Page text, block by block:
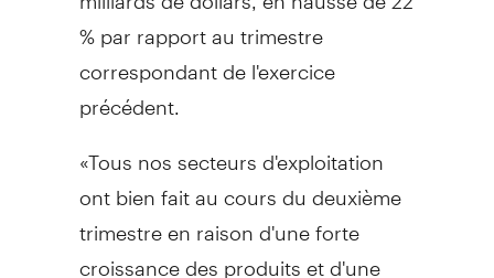
% par rapport au trimestre
correspondant de l'exercice
précédent.
«Tous nos secteurs d'exploitation
ont bien fait au cours du deuxième
trimestre en raison d'une forte
croissance des produits et d'une